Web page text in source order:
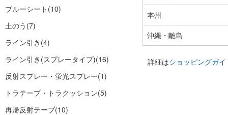
ブルーシート (10)
土のう (7)
ライン引き (4)
ライン引き(スプレータイプ)(16)
反射スプレー・蛍光スプレー(1)
トラテープ・トラクッション(5)
再帰反射テープ(10)
本州
沖縄・離島
詳細はショッピングガイ